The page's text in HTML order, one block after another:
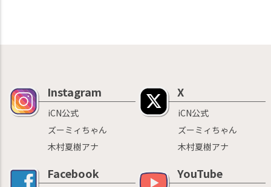
Instagram
iCN公式
ズーミィちゃん
木村夏樹アナ
X
iCN公式
ズーミィちゃん
木村夏樹アナ
Facebook YouTube